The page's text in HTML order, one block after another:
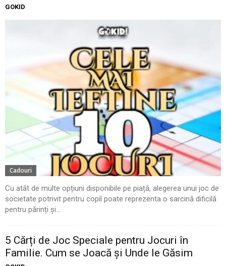
GOKID
Cadouri
Cu atât de multe opțiuni disponibile pe piață, alegerea unui joc de
societate potrivit pentru copil poate reprezenta o sarcină dificilă
pentru părinți și...
5 Cărți de Joc Speciale pentru Jocuri în
Familie. Cum se Joacă și Unde le Găsim